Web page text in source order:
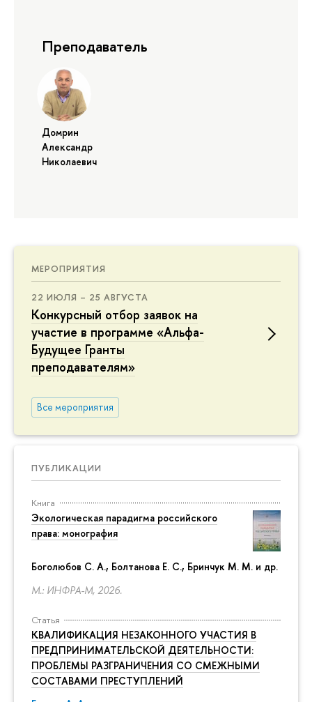
МЕРОПРИЯТИЯ
22 ИЮЛЯ – 25 АВГУСТА
Конкурсный отбор заявок на
участие в программе «Альфа-
Будущее Гранты
преподавателям»
Все мероприятия
ПУБЛИКАЦИИ
Книга
Экологическая парадигма российского
права: монография
Боголюбов С. А., Болтанова Е. С., Бринчук М. М. и др.
М.: ИНФРА-М, 2026.
Статья
КВАЛИФИКАЦИЯ НЕЗАКОННОГО УЧАСТИЯ В
ПРЕДПРИНИМАТЕЛЬСКОЙ ДЕЯТЕЛЬНОСТИ:
ПРОБЛЕМЫ РАЗГРАНИЧЕНИЯ СО СМЕЖНЫМИ
СОСТАВАМИ ПРЕСТУПЛЕНИЙ
Преподаватель
Домрин
Александр
Николаевич